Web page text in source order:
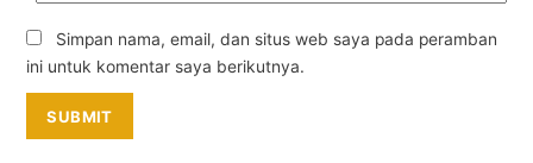
Simpan nama, email, dan situs web saya pada peramban
ini untuk komentar saya berikutnya.